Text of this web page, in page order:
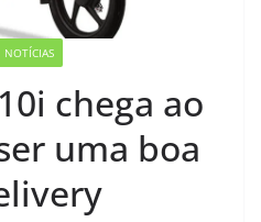
NOTÍCIAS
chega ao
uma boa